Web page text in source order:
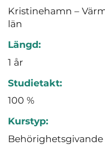
Kristinehamn –
län
Längd:
1 år
Studietakt:
100 %
Kurstyp: